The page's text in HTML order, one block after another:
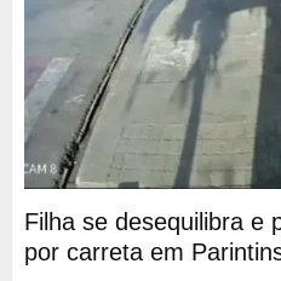
Filha se desequilibra e
por carreta em